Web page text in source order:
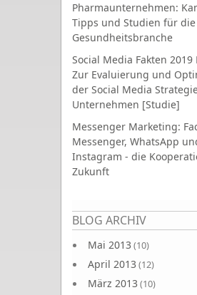
Pharmaunternehmen:
Tipps und Studien für die
Gesundheitsbranche
Social Media Fakten 2019
Zur Evaluierung und
der Social Media
Unternehmen [Studie]
Messenger Marketing:
Messenger, WhatsApp
Instagram - die
Zukunft
BLOG ARCHIV
Mai 2013 (10)
April 2013 (12)
März 2013 (10)
Seiten